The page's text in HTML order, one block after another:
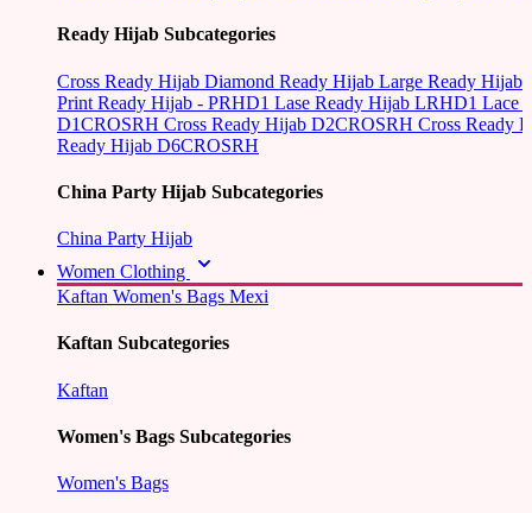
Ready Hijab Subcategories
Cross Ready Hijab Diamond Ready Hijab Large Ready Hijab
Print Ready Hijab - PRHD1 Lase Ready Hijab LRHD1 Lace
D1CROSRH Cross Ready Hijab D2CROSRH Cross Ready
Ready Hijab D6CROSRH
China Party Hijab Subcategories
China Party Hijab
Women Clothing
Kaftan Women's Bags Mexi
Kaftan Subcategories
Kaftan
Women's Bags Subcategories
Women's Bags